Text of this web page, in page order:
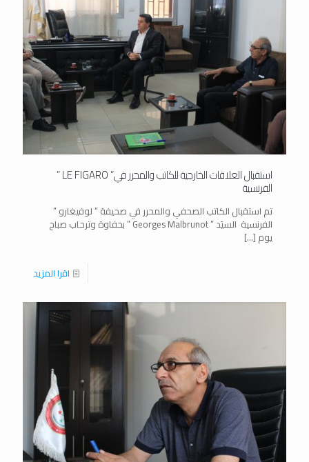
استقبال العلاقات الخارجية للكاتب والمحرر في” LE FIGARO ”
الفرنسية
تم استقبال الكاتب الصحفي والمحرر في صحيفة ” لوفيغارو ”
الفرنسية السيَد ” Georges Malbrunot ” بحفاوة وترحاب صباح
يوم […]
اقرا المزيد